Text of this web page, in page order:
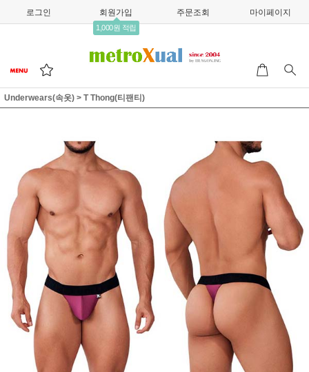
로그인 회원가입
1,000원 적립
주문조회 마이페이지
Underwears(속옷) > T Thong(티팬티)